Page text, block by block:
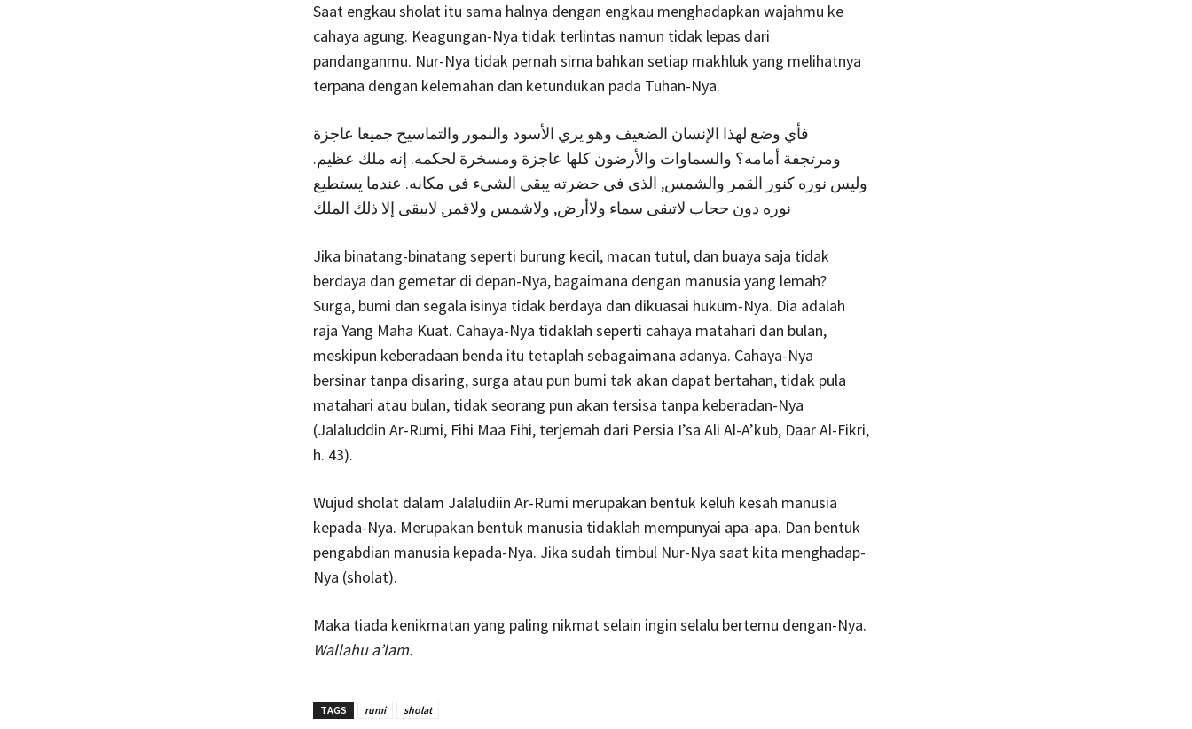
Saat engkau sholat itu sama halnya dengan engkau menghadapkan wajahmu ke
cahaya agung. Keagungan-Nya tidak terlintas namun tidak lepas dari
pandanganmu. Nur-Nya tidak pernah sirna bahkan setiap makhluk yang melihatnya
terpana dengan kelemahan dan ketundukan pada Tuhan-Nya.
فأي وضع لهذا الإنسان الضعيف وهو يري الأسود والنمور والتماسيح جميعا عاجزة
ومرتجفة أمامه؟ والسماوات والأرضون كلها عاجزة ومسخرة لحكمه. إنه ملك عظيم.
وليس نوره كنور القمر والشمس, الذى في حضرته يبقي الشيء في مكانه. عندما يستطيع
نوره دون حجاب لاتبقى سماء ولاأرض, ولاشمس ولاقمر, لايبقى إلا ذلك الملك
Jika binatang-binatang seperti burung kecil, macan tutul, dan buaya saja tidak
berdaya dan gemetar di depan-Nya, bagaimana dengan manusia yang lemah?
Surga, bumi dan segala isinya tidak berdaya dan dikuasai hukum-Nya. Dia adalah
raja Yang Maha Kuat. Cahaya-Nya tidaklah seperti cahaya matahari dan bulan,
meskipun keberadaan benda itu tetaplah sebagaimana adanya. Cahaya-Nya
bersinar tanpa disaring, surga atau pun bumi tak akan dapat bertahan, tidak pula
matahari atau bulan, tidak seorang pun akan tersisa tanpa keberadan-Nya
(Jalaluddin Ar-Rumi, Fihi Maa Fihi, terjemah dari Persia I’sa Ali Al-A’kub, Daar Al-Fikri,
h. 43).
Wujud sholat dalam Jalaludiin Ar-Rumi merupakan bentuk keluh kesah manusia
kepada-Nya. Merupakan bentuk manusia tidaklah mempunyai apa-apa. Dan bentuk
pengabdian manusia kepada-Nya. Jika sudah timbul Nur-Nya saat kita menghadap-
Nya (sholat).
Maka tiada kenikmatan yang paling nikmat selain ingin selalu bertemu dengan-Nya.
Wallahu a’lam.
TAGS rumi sholat